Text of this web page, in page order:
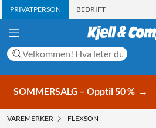
PRIVATPERSON BEDRIFT
SOMMERSALG – Opptil 50 % →
VAREMERKER FLEXSON